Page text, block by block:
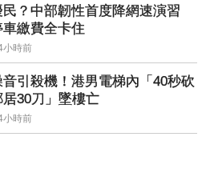
民？中部韌性首度降網速演習
車繳費全卡住
小時前
音引殺機！港男電梯內「40秒砍
居30刀」墜樓亡
小時前